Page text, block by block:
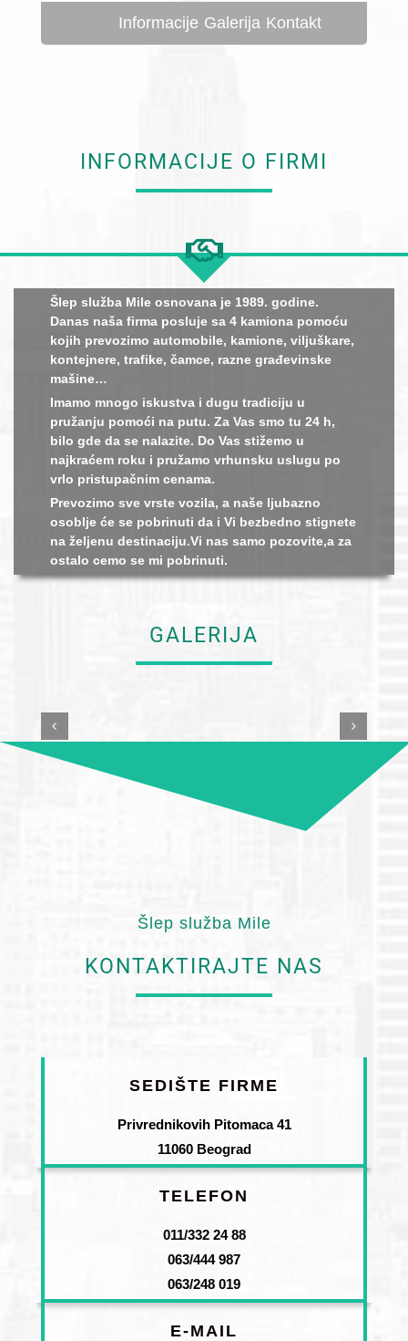
Informacije Galerija Kontakt
INFORMACIJE O FIRMI
Šlep služba Mile osnovana je 1989. godine.
Danas naša firma posluje sa 4 kamiona pomoću
kojih prevozimo automobile, kamione, viljuškare,
kontejnere, trafike, čamce, razne građevinske
mašine…
Imamo mnogo iskustva i dugu tradiciju u
pružanju pomoći na putu. Za Vas smo tu 24 h,
bilo gde da se nalazite. Do Vas stižemo u
najkraćem roku i pružamo vrhunsku uslugu po
vrlo pristupačnim cenama.
Prevozimo sve vrste vozila, a naše ljubazno
osoblje će se pobrinuti da i Vi bezbedno stignete
na željenu destinaciju.Vi nas samo pozovite,a za
ostalo cemo se mi pobrinuti.
GALERIJA
Šlep služba Mile
KONTAKTIRAJTE NAS
SEDIŠTE FIRME
Privrednikovih Pitomaca 41
11060 Beograd
TELEFON
011/332 24 88
063/444 987
063/248 019
E-MAIL